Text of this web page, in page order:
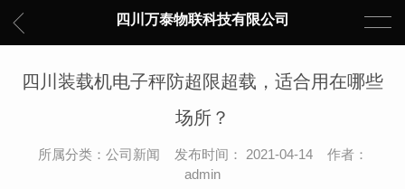
四川万泰物联科技有限公司
四川装载机电子秤防超限超载，适合用在哪些
场所？
所属分类：公司新闻 发布时间： 2021-04-14 作者：
admin